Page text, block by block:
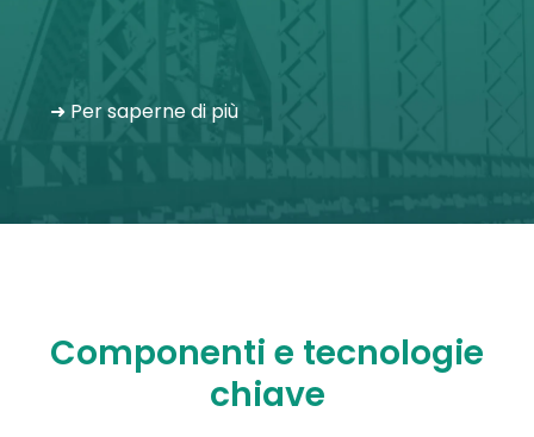
➜ Per saperne di più
Componenti e tecnologie
chiave